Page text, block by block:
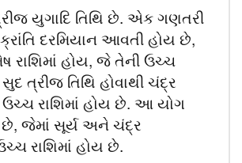
યુગાદિ તિથિ છે. એક ગણતરી
દરમિયાન આવતી હોય છે,
રાશિમાં હોય, જે તેની ઉચ્ચ
ત્રીજ તિથિ હોવાથી ચંદ્ર
રાશિમાં હોય છે. આ યોગ
છે, જેમાં સૂર્ય અને ચંદ્ર
રાશિમાં હોય છે.